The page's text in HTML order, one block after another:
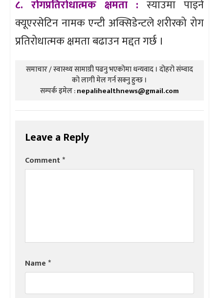
८. रोेगप्रतिरोधात्मक क्षमता : स्याउमा पाइने
क्यूएरसेटिन नामक एन्टी अक्सिडेन्टले शरीरको रोग
प्रतिरोधात्मक क्षमता बढाउन मद्दत गर्छ ।
समाचार / स्वास्थ्य सामाग्री पढनु भएकोमा धन्यवाद । दोहरो संम्वाद
को लागी मेल गर्न सक्नु हुन्छ ।
सम्पर्क इमेल :nepalihealthnews@gmail.com
Leave a Reply
Comment*
Name*